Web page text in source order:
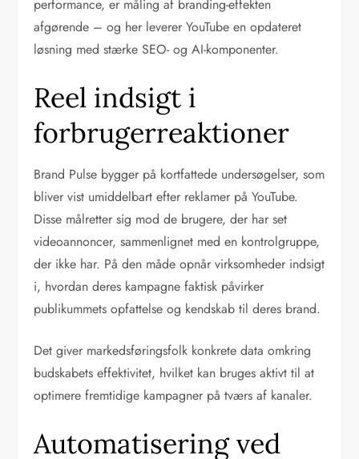
performance, er måling af branding-effekten
afgørende – og her leverer YouTube en opdateret
løsning med stærke SEO- og AI-komponenter.
Reel indsigt i
forbrugerreaktioner
Brand Pulse bygger på kortfattede undersøgelser, som
bliver vist umiddelbart efter reklamer på YouTube.
Disse målretter sig mod de brugere, der har set
videoannoncer, sammenlignet med en kontrolgruppe,
der ikke har. På den måde opnår virksomheder indsigt
i, hvordan deres kampagne faktisk påvirker
publikummets opfattelse og kendskab til deres brand.
Det giver markedsføringsfolk konkrete data omkring
budskabets effektivitet, hvilket kan bruges aktivt til at
optimere fremtidige kampagner på tværs af kanaler.
Automatisering ved